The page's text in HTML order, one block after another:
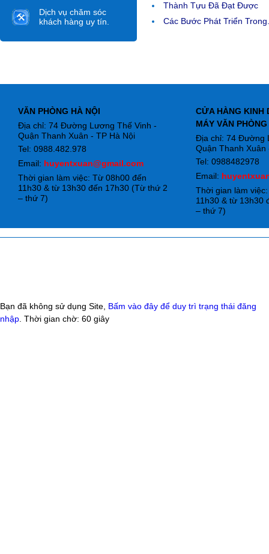
Dịch vụ chăm sóc
khách hàng uy tín.
Thành Tựu Đã Đạt Được
Các Bước Phát Triển
VĂN PHÒNG HÀ NỘI
Địa chỉ: 74 Đường Lương Thế Vinh -
Quận Thanh Xuân - TP Hà Nội
Tel: 0988.482.978
Email: huyentxuan@gmail.com
Thời gian làm việc: Từ 08h00 đến
11h30 & từ 13h30 đến 17h30 (Từ thứ 2
– thứ 7)
CỬA HÀNG KINH
MÁY VĂN PHÒNG
Địa chỉ: 74 Đường
Quận Thanh Xuân
Tel: 0988482978
Email:
Thời gian làm
11h30 & từ 13h30
– thứ 7)
Bạn đã không sử dụng Site, Bấm vào đây để duy trì trạng thái đăng
nhập . Thời gian chờ: 60 giây